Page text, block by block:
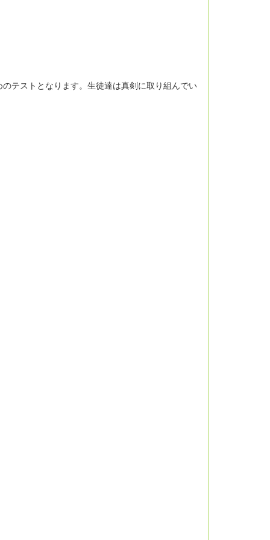
テストとなります。生徒達は真剣に取り組んでい